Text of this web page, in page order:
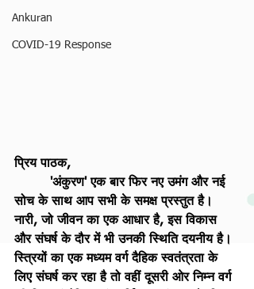
Ankuran
COVID-19 Response
प्रिय पाठक,
सोच के साथ आप सभी के समक्ष प्रस्तुत है।
नारी, जो जीवन का एक आधार है, इस विकास
और संघर्ष के दौर में भी उनकी स्थिति दयनीय है।
स्त्रियों का एक मध्यम वर्ग दैहिक स्वतंत्रता के
लिए संघर्ष कर रहा है तो वहीं दूसरी ओर निम्न वर्ग